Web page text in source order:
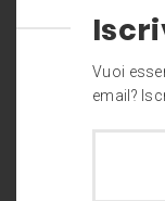
Vuoi
email?